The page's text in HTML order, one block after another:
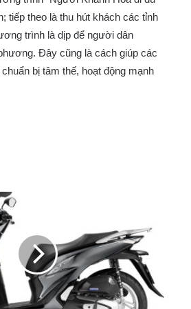
tiếp theo là thu hút khách các tỉnh
trình là dịp để người dân
Đây cũng là cách giúp các
bị tâm thế, hoạt động mạnh